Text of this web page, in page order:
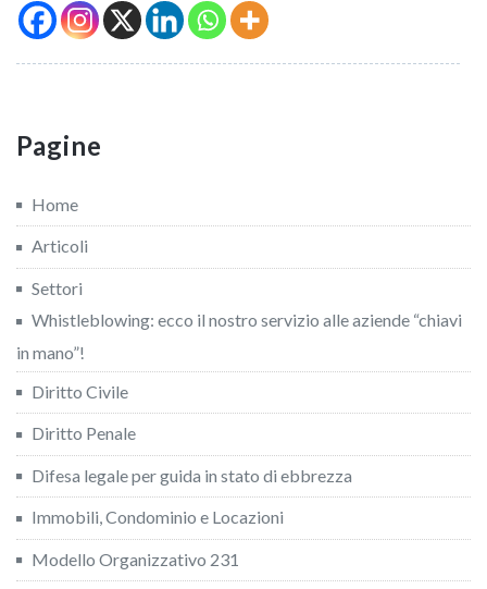
Pagine
Home
Articoli
Settori
Whistleblowing: ecco il nostro servizio alle aziende “chiavi
in mano”!
Diritto Civile
Diritto Penale
Difesa legale per guida in stato di ebbrezza
Immobili, Condominio e Locazioni
Modello Organizzativo 231